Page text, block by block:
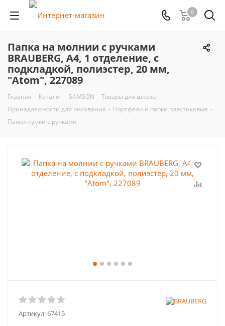
0
Папка на молнии с ручками
BRAUBERG, А4, 1 отделение, с
подкладкой, полиэстер, 20 мм,
"Atom", 227089
Главная - Каталог - SAMSON - Товары для школы -
Принадлежности для рисования - Портфели и папки пластиковые -
Папки-сумки с ручками
Артикул:67415